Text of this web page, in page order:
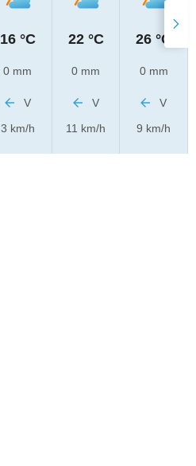
16 °C
0 mm
V
3 km/h
22 °C
0 mm
V
11 km/h
26 °C
0 mm
V
9 km/h